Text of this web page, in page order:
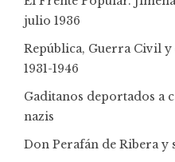
julio 1936
República, Guerra Civil
1931-1946
Gaditanos deportados a
nazis
Don Perafán de Ribera y